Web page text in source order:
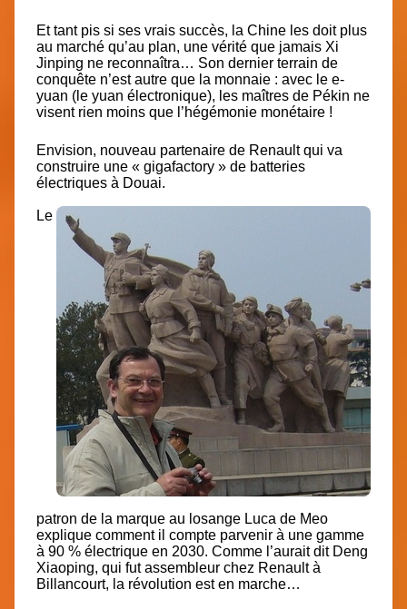
Et tant pis si ses vrais succès, la Chine les doit plus
au marché qu’au plan, une vérité que jamais Xi
Jinping ne reconnaîtra… Son dernier terrain de
conquête n’est autre que la monnaie : avec le e-
yuan (le yuan électronique), les maîtres de Pékin ne
visent rien moins que l’hégémonie monétaire !
Envision, nouveau partenaire de Renault qui va
construire une « gigafactory » de batteries
électriques à Douai.
Le
patron de la marque au losange Luca de Meo
explique comment il compte parvenir à une gamme
à 90 % électrique en 2030. Comme l’aurait dit Deng
Xiaoping, qui futassembleur chez Renault à
Billancourt, la révolution est en marche…